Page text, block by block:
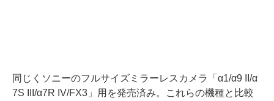
同じくソニーのフルサイズミラーレスカメラ「α1/α9 II/α
7S III/α7R IV/FX3」用を発売済み。これらの機種と比較